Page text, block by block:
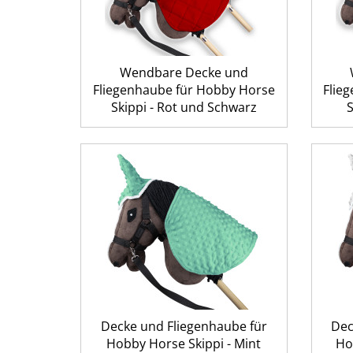
Wendbare Decke und
Fliegenhaube für Hobby Horse
Skippi - Rot und Schwarz
Decke und Fliegenhaube für
Hobby Horse Skippi - Mint